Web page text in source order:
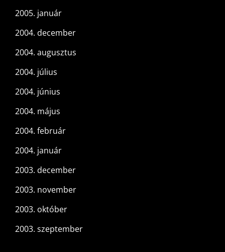
2005. január
2004. december
2004. augusztus
2004. július
2004. június
2004. május
2004. február
2004. január
2003. december
2003. november
2003. október
2003. szeptember